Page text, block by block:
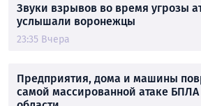
Звуки взрывов во время угрозы
услышали воронежцы
23:35 Вчера
Предприятия, дома и машины
самой массированной атаке